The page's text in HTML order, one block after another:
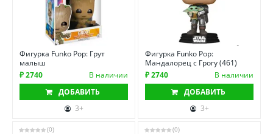
Фигурка Funko Pop: Грут
малыш
₽ 2740
В наличии
ДОБАВИТЬ
3+
Фигурка Funko Pop:
Мандалорец с Грогу (461)
₽ 2740
В наличии
ДОБАВИТЬ
3+
(0) (0)